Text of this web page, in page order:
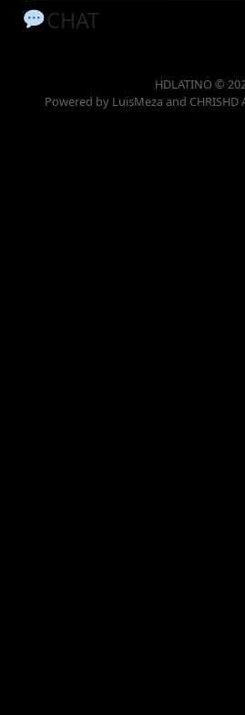
CHAT
HDLATINO ©
Powered by LuisMeza and CHRISHD